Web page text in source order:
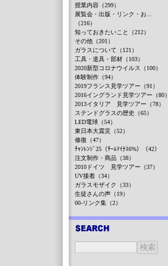
授業内容（299）
展覧会・出版・リンク・お...
（216）
知っておきたいこと（212）
その他（201）
ガラスについて（121）
工具・道具・部材（103）
2020新型コロナウイルス（100）
体験制作（94）
2019フランス見学ツアー（91）
2016イングランド見学ツアー（80）
2013イタリア 見学ツアー（78）
ステンドグラスの歴史（65）
LED電球（54）
東日本大震災（52）
修復（47）
ﾁｬﾝﾚﾝｼﾞ25（ﾁｰﾑﾏｲﾅｽ6%）（42）
注文制作・商品（38）
2010ドイツ 見学ツアー（37）
UV接着（34）
ガラスモザイク（33）
生徒さんの声（19）
00-リンク集（2）